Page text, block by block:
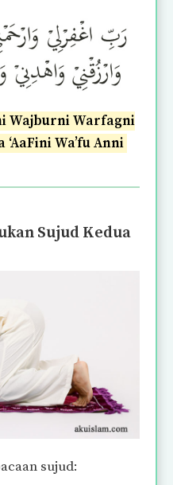
Wajburni Warfagni
Wa’fu Anni
Sujud Kedua
sujud: